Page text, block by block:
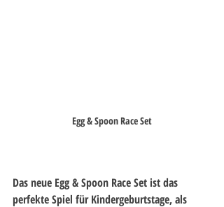
Egg & Spoon Race Set
Das neue Egg & Spoon Race Set ist das
perfekte Spiel für Kindergeburtstage, als